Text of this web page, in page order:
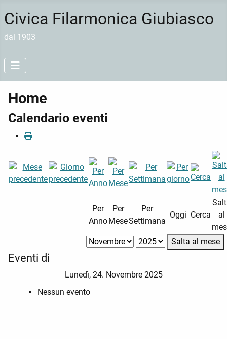
Civica Filarmonica Giubiasco
dal 1903
Home
Calendario eventi
Per
Anno
Per
Mese
Per
Settimana
Oggi Cerca
al
Salta al mese
Eventi di
Lunedì, 24. Novembre 2025
Nessun evento